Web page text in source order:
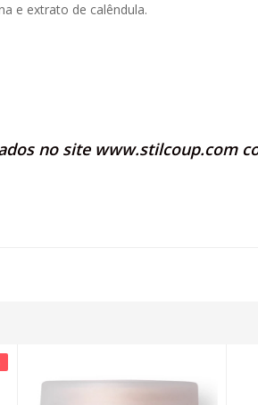
e extrato de calêndula.
no site www.stilcoup.com